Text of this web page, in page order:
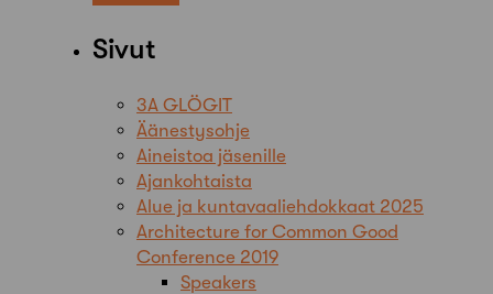
Sivut
3A GLÖGIT
Äänestysohje
Aineistoa jäsenille
Ajankohtaista
Alue ja kuntavaaliehdokkaat 2025
Architecture for Common Good
Conference 2019
Speakers